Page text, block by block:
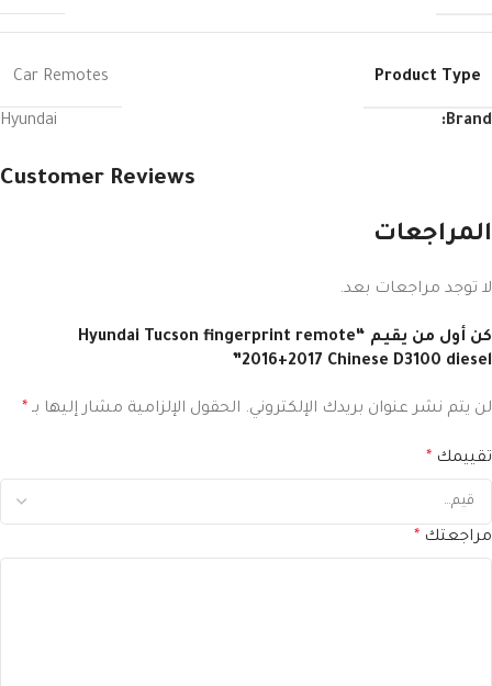
Product Type
Car Remotes
Brand:
Hyundai
Customer Reviews
المراجعات
لا توجد مراجعات بعد.
كن أول من يقيم “Hyundai Tucson fingerprint remote
2016+2017 Chinese D3100 diesel”
لن يتم نشر عنوان بريدك الإلكتروني. الحقول الإلزامية مشار إليها بـ *
تقييمك *
مراجعتك *